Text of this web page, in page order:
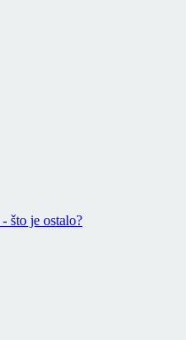
što je ostalo?